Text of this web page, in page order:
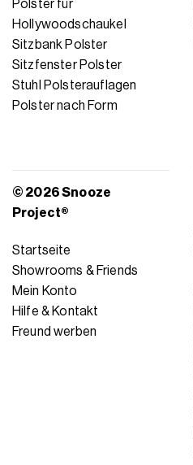
Polster für
Hollywoodschaukel
Sitzbank Polster
Sitzfenster Polster
Stuhl Polsterauflagen
Polster nach Form
© 2026 Snooze
Project®
Startseite
Showrooms & Friends
Mein Konto
Hilfe & Kontakt
Freund werben